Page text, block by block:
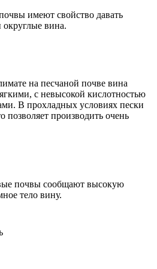
имеют свойство давать
вина.
на песчаной почве вина
с невысокой кислотностью
В прохладных условиях пески
позволяет производить очень
почвы сообщают высокую
тело вину.